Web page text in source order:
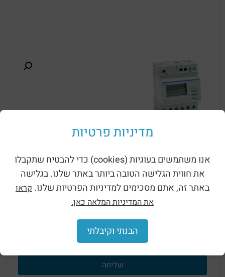
מדיניות פרטיות
אנו משתמשים בעוגיות (cookies) כדי להבטיח שתקבלו
את חווית הגלישה הטובה ביותר באתר שלנו. בגלישה
באתר זה, אתם מסכימים למדיניות הפרטיות שלנו. קראו
את המדיניות המלאה כאן.
הבנתי וקיבלתי
class II עם תצוגה דיגיטלית ורמת דיוק גבוהה
דגם EC050 השאירו פרטים כאן:
שליחה